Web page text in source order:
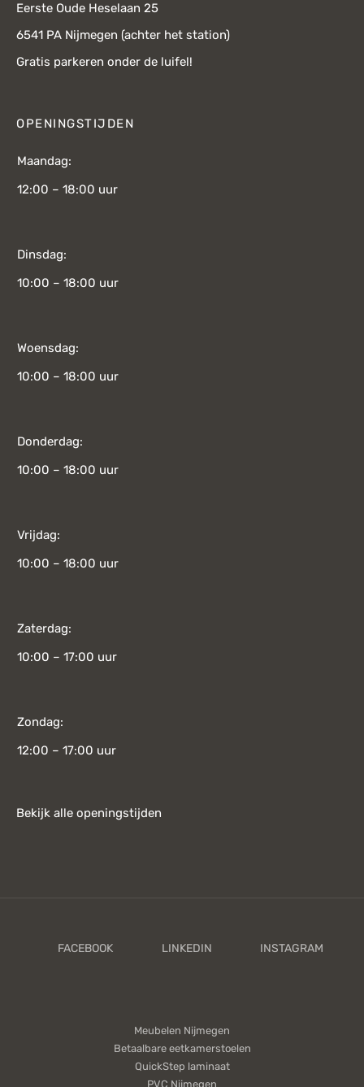
Eerste Oude Heselaan 25
6541 PA Nijmegen (achter het station)
Gratis parkeren onder de luifel!
OPENINGSTIJDEN
Maandag:
12:00 – 18:00 uur
Dinsdag:
10:00 – 18:00 uur
Woensdag:
10:00 – 18:00 uur
Donderdag:
10:00 – 18:00 uur
Vrijdag:
10:00 – 18:00 uur
Zaterdag:
10:00 – 17:00 uur
Zondag:
12:00 – 17:00 uur
Bekijk alle openingstijden
Meubelen Nijmegen
Betaalbare eetkamerstoelen
QuickStep laminaat
PVC Nijmegen